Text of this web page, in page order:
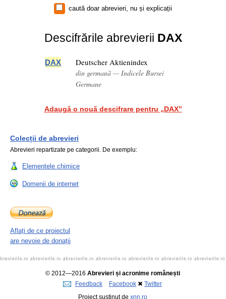
caută doar abrevieri, nu și explicații
Descifrările abrevierii DAX
DAX Deutscher Aktienindex
din germană — Indicele Bursei
Germane
Adaugă o nouă descifrare pentru „DAX”
Colecții de abrevieri
Abrevieri repartizate pe categorii. De exemplu:
Elementele chimice
Domenii de internet
Aflați de ce proiectul
are nevoie de donații
© 2012—2016 Abrevieri și acronime românești
Feedback
Facebook ✖ Twitter
Proiect susținut de xnn.ro